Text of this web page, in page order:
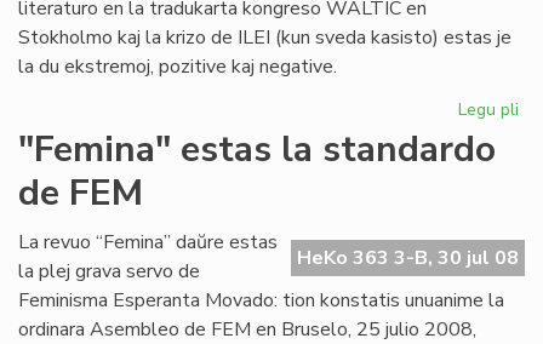
literaturo en la tradukarta kongreso WALTIC en
Stokholmo kaj la krizo de ILEI (kun sveda kasisto) estas je
la du ekstremoj, pozitive kaj negative.
Legu pli
"Femina" estas la standardo
de FEM
HeKo 363 3-B, 30 jul 08
La revuo “Femina” daŭre estas
la plej grava servo de
Feminisma Esperanta Movado: tion konstatis unuanime la
ordinara Asembleo de FEM en Bruselo, 25 julio 2008,